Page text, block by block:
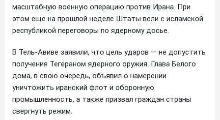
масштабную военную операцию против Ирана. При
этом еще на прошлой неделе Штаты вели с исламской
республикой переговоры по ядерному досье.
В Тель-Авиве заявили, что цель ударов — не допустить
получения Тегераном ядерного оружия. Глава Белого
дома, в свою очередь, объявил о намерении
уничтожить иранский флот и оборонную
промышленность, а также призвал граждан страны
свергнуть режим.